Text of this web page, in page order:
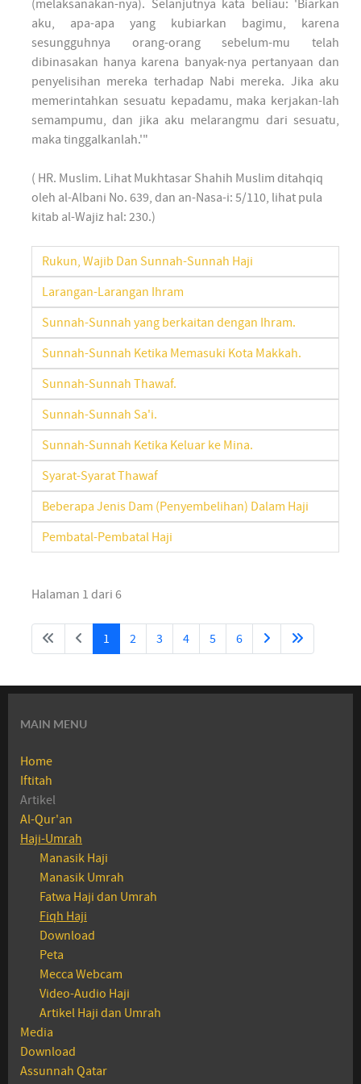
(melaksanakan-nya). Selanjutnya kata beliau: 'Biarkan
aku, apa-apa yang kubiarkan bagimu, karena
sesungguhnya orang-orang sebelum-mu telah
dibinasakan hanya karena banyak-nya pertanyaan dan
penyelisihan mereka terhadap Nabi mereka. Jika aku
memerintahkan sesuatu kepadamu, maka kerjakan-lah
semampumu, dan jika aku melarangmu dari sesuatu,
maka tinggalkanlah.'"
( HR. Muslim. Lihat Mukhtasar Shahih Muslim ditahqiq
oleh al-Albani No. 639, dan an-Nasa-i: 5/110, lihat pula
kitab al-Wajiz hal: 230.)
Rukun, Wajib Dan Sunnah-Sunnah Haji
Larangan-Larangan Ihram
Sunnah-Sunnah yang berkaitan dengan Ihram.
Sunnah-Sunnah Ketika Memasuki Kota Makkah.
Sunnah-Sunnah Thawaf.
Sunnah-Sunnah Sa'i.
Sunnah-Sunnah Ketika Keluar ke Mina.
Syarat-Syarat Thawaf
Beberapa Jenis Dam (Penyembelihan) Dalam Haji
Pembatal-Pembatal Haji
Halaman 1 dari 6
1 2 3 4 5 6
MAIN MENU
Home
Iftitah
Artikel
Al-Qur'an
Haji-Umrah
Manasik Haji
Manasik Umrah
Fatwa Haji dan Umrah
Fiqh Haji
Download
Peta
Mecca Webcam
Video-Audio Haji
Artikel Haji dan Umrah
Media
Download
Assunnah Qatar